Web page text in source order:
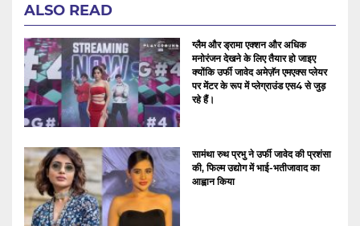
ALSO READ
ग्लैम और ड्रामा एक्शन और अधिक
मनोरंजन देखने के लिए तैयार हो जाइए
क्योंकि उर्फी जावेद अमेज़ॅन एमएक्स प्लेयर
पर मेंटर के रूप में प्लेग्राउंड एस4 से जुड़
रहे हैं।
सामंथा रुथ प्रभु ने उर्फी जावेद की प्रशंसा
की, फिल्म उद्योग में भाई-भतीजावाद का
आह्वान किया